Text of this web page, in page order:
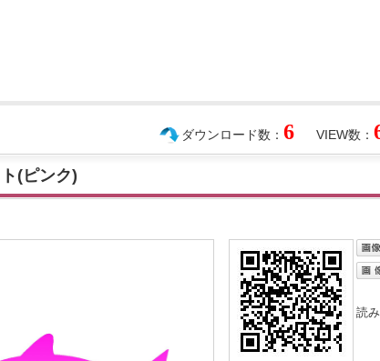
VIEW数：
ダウンロード数： 6
(ピンク)
読